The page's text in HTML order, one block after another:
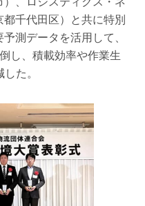
千代田区）と共に特別
測データを活用して、
し、積載効率や作業生
た。